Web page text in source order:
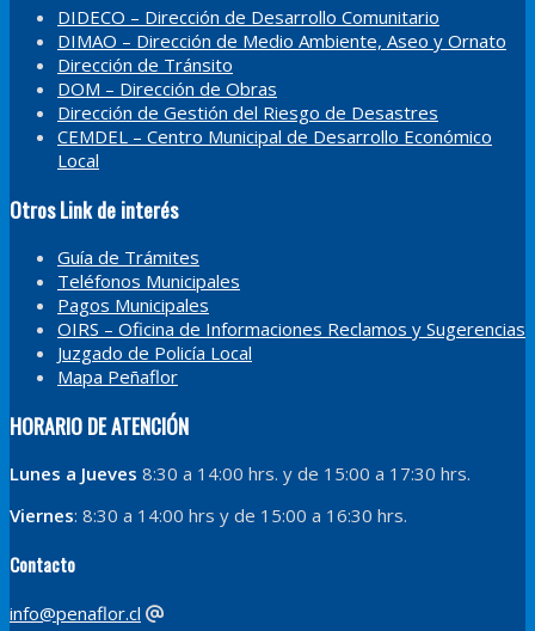
DIDECO – Dirección de Desarrollo Comunitario
DIMAO – Dirección de Medio Ambiente, Aseo y Ornato
Dirección de Tránsito
DOM – Dirección de Obras
Dirección de Gestión del Riesgo de Desastres
CEMDEL – Centro Municipal de Desarrollo Económico
Local
Otros Link de interés
Guía de Trámites
Teléfonos Municipales
Pagos Municipales
OIRS – Oficina de Informaciones Reclamos y Sugerencias
Juzgado de Policía Local
Mapa Peñaflor
HORARIO DE ATENCIÓN
Lunes a Jueves 8:30 a 14:00 hrs. y de 15:00 a 17:30 hrs.
Viernes: 8:30 a 14:00 hrs y de 15:00 a 16:30 hrs.
Contacto
info@penaflor.cl